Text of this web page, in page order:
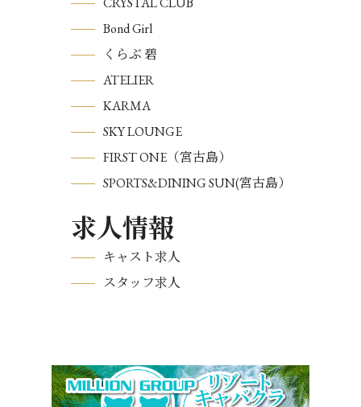
Bond Girl
くらぶ 碧
ATELIER
KARMA
SKY LOUNGE
FIRST ONE（宮古島）
SPORTS&DINING SUN(宮古島）
求人情報
キャスト求人
スタッフ求人